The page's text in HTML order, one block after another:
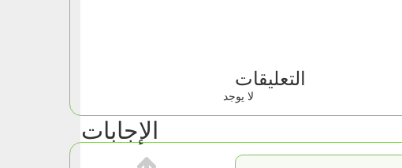
التعليقات
لا يوجد
الإجابات